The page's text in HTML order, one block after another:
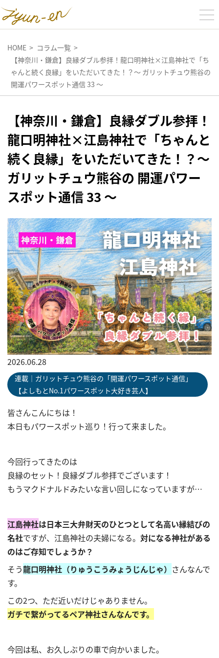
HOME
コラム一覧
【神奈川・鎌倉】良縁ダブル参拝！龍口明神社×江島神社で「ち
ゃんと続く良縁」をいただいてきた！？〜 ガリットチュウ熊谷の
開運パワースポット通信 33 〜
【神奈川・鎌倉】良縁ダブル参拝！
龍口明神社×江島神社で「ちゃんと
続く良縁」をいただいてきた！？〜
ガリットチュウ熊谷の 開運パワー
スポット通信 33 〜
2026.06.28
連載｜ガリットチュウ熊谷の「開運パワースポット通信」
【よしもとNo.1パワースポット大好き芸人】
皆さんこんにちは！
本日もパワースポット巡り！行って来ました。
今回行ってきたのは
良縁のセット！良縁ダブル参拝でございます！
もうマクドナルドみたいな言い回しになっていますが…
江島神社は日本三大弁財天のひとつとして名高い縁結びの
名社ですが、江島神社の夫婦になる。 対になる神社がある
のはご存知でしょうか？
そう龍口明神社（りゅうこうみょうじんじゃ） さんなんで
す。
この2つ、ただ近いだけじゃありません。
ガチで繋がってるペア神社さんなんです。
今回は私、お久しぶりの車で向かいました。